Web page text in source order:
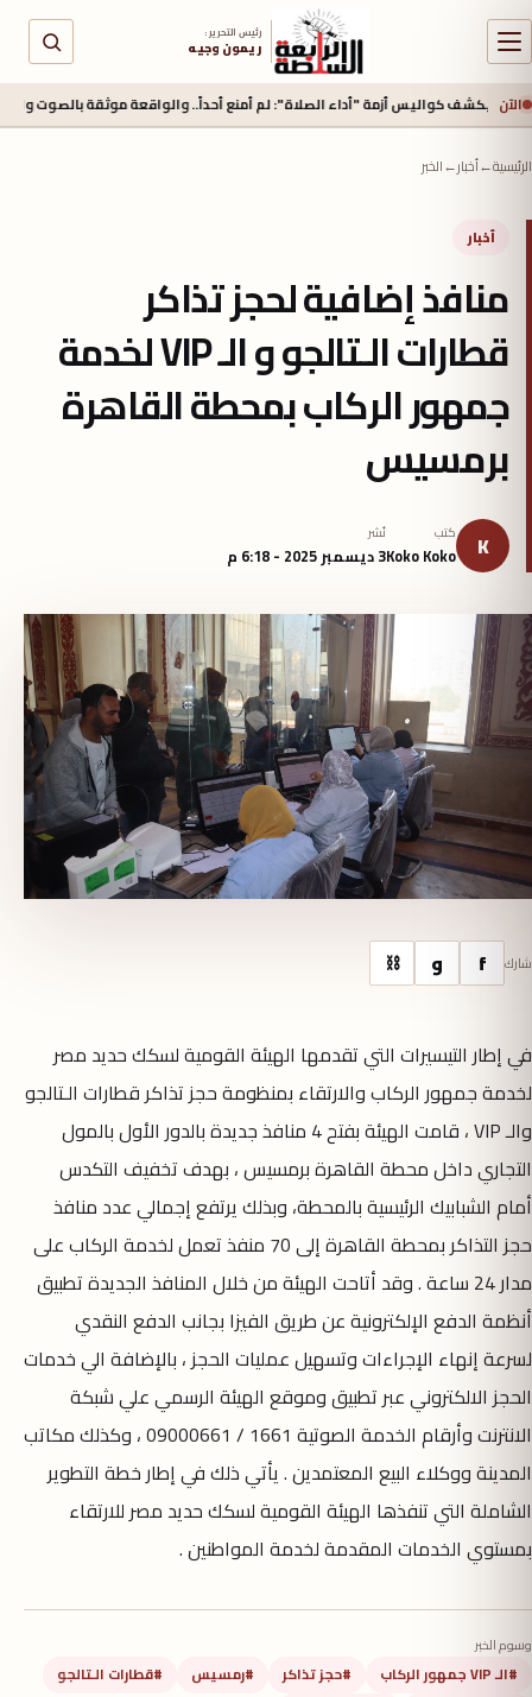
رئيس التحرير :
ريمون وجيه
الآن أزمة "أداء الصلاة": لم أمنع أحداً.. والواقعة موثقة بالصوت والصورة
الرئيسية←أخبار←الخبر
أخبار
منافذ إضافية لحجز تذاكر
قطارات الـتالجو و الـ VIP لخدمة
جمهور الركاب بمحطة القاهرة
برمسيس
K كتب
Koko Koko
نُشر
3 ديسمبر 2025 - 6:18 م
شارك f و ⛓
في إطار التيسيرات التي تقدمها الهيئة القومية لسكك حديد مصر
لخدمة جمهور الركاب والارتقاء بمنظومة حجز تذاكر قطارات الـتالجو
والـ VIP ، قامت الهيئة بفتح 4 منافذ جديدة بالدور الأول بالمول
التجاري داخل محطة القاهرة برمسيس ، بهدف تخفيف التكدس
أمام الشبابيك الرئيسية بالمحطة، وبذلك يرتفع إجمالي عدد منافذ
حجز التذاكر بمحطة القاهرة إلى 70 منفذ تعمل لخدمة الركاب على
مدار 24 ساعة . وقد أتاحت الهيئة من خلال المنافذ الجديدة تطبيق
أنظمة الدفع الإلكترونية عن طريق الفيزا بجانب الدفع النقدي
لسرعة إنهاء الإجراءات وتسهيل عمليات الحجز ، بالإضافة الي خدمات
الحجز الالكتروني عبر تطبيق وموقع الهيئة الرسمي علي شبكة
الانترنت وأرقام الخدمة الصوتية 1661 / 09000661 ، وكذلك مكاتب
المدينة ووكلاء البيع المعتمدين . يأتي ذلك في إطار خطة التطوير
الشاملة التي تنفذها الهيئة القومية لسكك حديد مصر للارتقاء
بمستوي الخدمات المقدمة لخدمة المواطنين .
وسوم الخبر
#الـ VIP جمهور الركاب #حجز تذاكر #رمسيس
#قطارات الـتالجو